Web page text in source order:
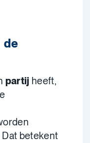
de
partij heeft,
Dat betekent